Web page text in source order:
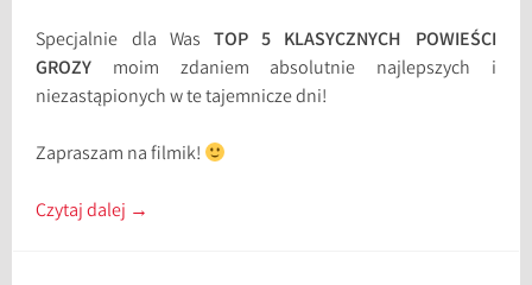
Specjalnie dla Was TOP 5 KLASYCZNYCH POWIEŚCI
GROZY moim zdaniem absolutnie najlepszych i
niezastąpionych w te tajemnicze dni!
Zapraszam na filmik!
Czytaj dalej →